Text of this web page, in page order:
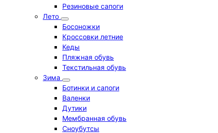
Резиновые сапоги
Лето
Босоножки
Кроссовки летние
Кеды
Пляжная обувь
Текстильная обувь
Зима
Ботинки и сапоги
Валенки
Дутики
Мембранная обувь
Сноубутсы